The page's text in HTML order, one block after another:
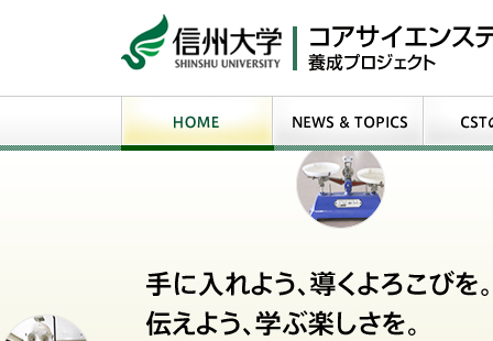
信州大学 コンサイエ
ャー(CST)養成プロジ
NEWS ＆ TOPICS